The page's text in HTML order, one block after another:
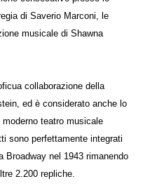
di Saverio Marconi, le
musicale di Shawna
collaborazione della
ed è considerato anche lo
teatro musicale
sono perfettamente integrati
Broadway nel 1943 rimanendo
2.200 repliche.